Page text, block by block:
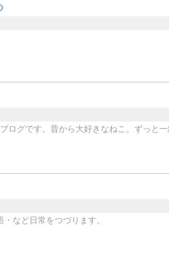
ログです。昔から大好きなねこ。ずっと
など日常をつづります。